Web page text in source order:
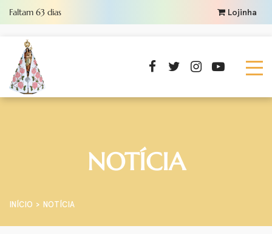
Faltam 63 dias Lojinha
NOTÍCIA
INÍCIO NOTÍCIA